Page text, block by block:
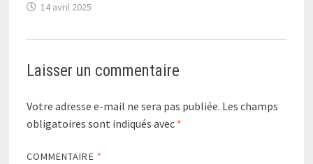
14 avril 2025
Laisser un commentaire
Votre adresse e-mail ne sera pas publiée. Les champs
obligatoires sont indiqués avec *
COMMENTAIRE *